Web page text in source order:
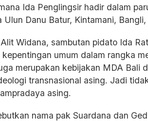
Ida Penglingsir hadir dalam
Ulun Danu Batur, Kintamani,
Widana, sambutan pidato Ida
umum dalam rangka
merupakan kebijakan MDA Bali
transnasional asing. Jadi
asing.
nama pak Suardana dan